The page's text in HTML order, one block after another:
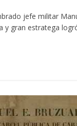
jefe militar
y gran estratega